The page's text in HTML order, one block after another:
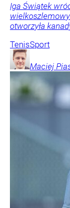
Iga Świątek
otworzyła
TenisSport
Maciej